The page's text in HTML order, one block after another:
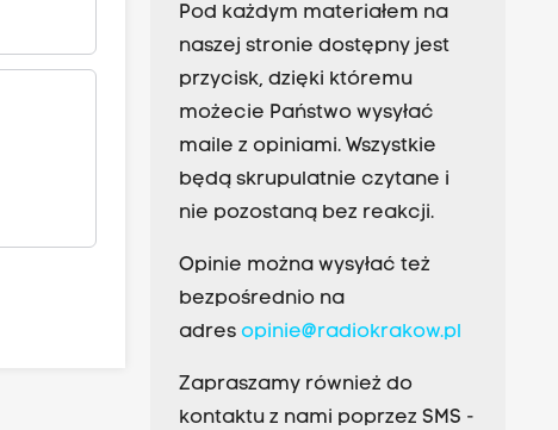
Pod każdym materiałem na
naszej stronie dostępny jest
przycisk, dzięki któremu
możecie Państwo wysyłać
maile z opiniami. Wszystkie
będą skrupulatnie czytane i
nie pozostaną bez reakcji.
Opinie można wysyłać też
bezpośrednio na
adres opinie@radiokrakow.pl
Zapraszamy również do
kontaktu z nami poprzez SMS -